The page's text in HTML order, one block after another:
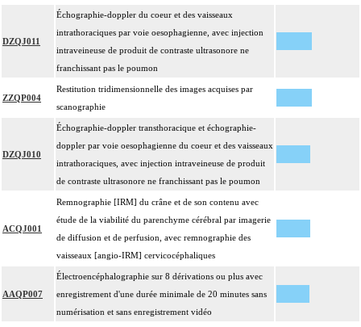
DZQJ011
Échographie-doppler du coeur et des vaisseaux
intrathoraciques par voie oesophagienne, avec injection
intraveineuse de produit de contraste ultrasonore ne
franchissant pas le poumon
ZZQP004
Restitution tridimensionnelle des images acquises par
scanographie
DZQJ010
Échographie-doppler transthoracique et échographie-
doppler par voie oesophagienne du coeur et des vaisseaux
intrathoraciques, avec injection intraveineuse de produit
de contraste ultrasonore ne franchissant pas le poumon
ACQJ001
Remnographie [IRM] du crâne et de son contenu avec
étude de la viabilité du parenchyme cérébral par imagerie
de diffusion et de perfusion, avec remnographie des
vaisseaux [angio-IRM] cervicocéphaliques
AAQP007
Électroencéphalographie sur 8 dérivations ou plus avec
enregistrement d'une durée minimale de 20 minutes sans
numérisation et sans enregistrement vidéo